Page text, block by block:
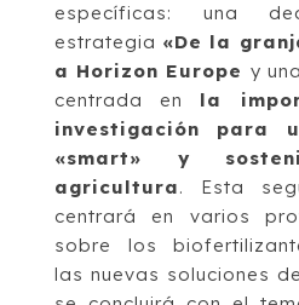
específicas: una
estrategia «De la
a Horizon Europe y
centrada en la
investigación para
«smart» y
agricultura. Esta
centrará en varios
sobre los
las nuevas soluciones